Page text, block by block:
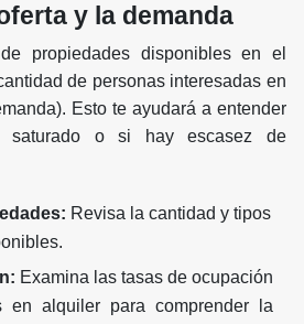
y la demanda
propiedades disponibles en el
de personas interesadas en
Esto te ayudará a entender
saturado o si hay escasez de
Revisa la cantidad y tipos
Examina las tasas de ocupación
en alquiler para comprender la